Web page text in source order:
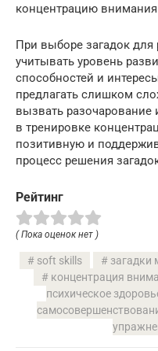
концентрацию
При выборе загадок
учитывать уровень
способностей и
предлагать слишком
вызвать разочарование
в тренировке
позитивную и
процесс решения
Рейтинг
( Пока оценок нет )
soft skills загадки
концентрация
психическое